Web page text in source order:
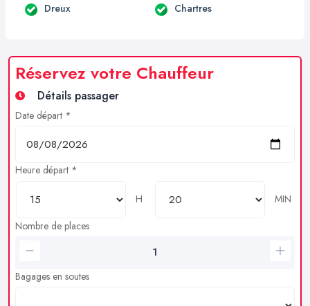
Dreux Chartres
Réservez votre Chauffeur
Détails passager
Date départ *
Heure départ *
H
MIN
Nombre de places
Bagages en soutes